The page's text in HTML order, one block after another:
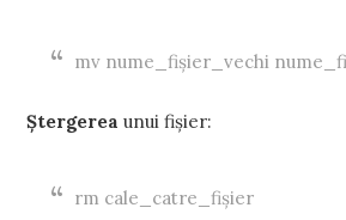
mv nume_fișier_vechi
Ștergerea unui fișier:
rm cale_catre_fișier